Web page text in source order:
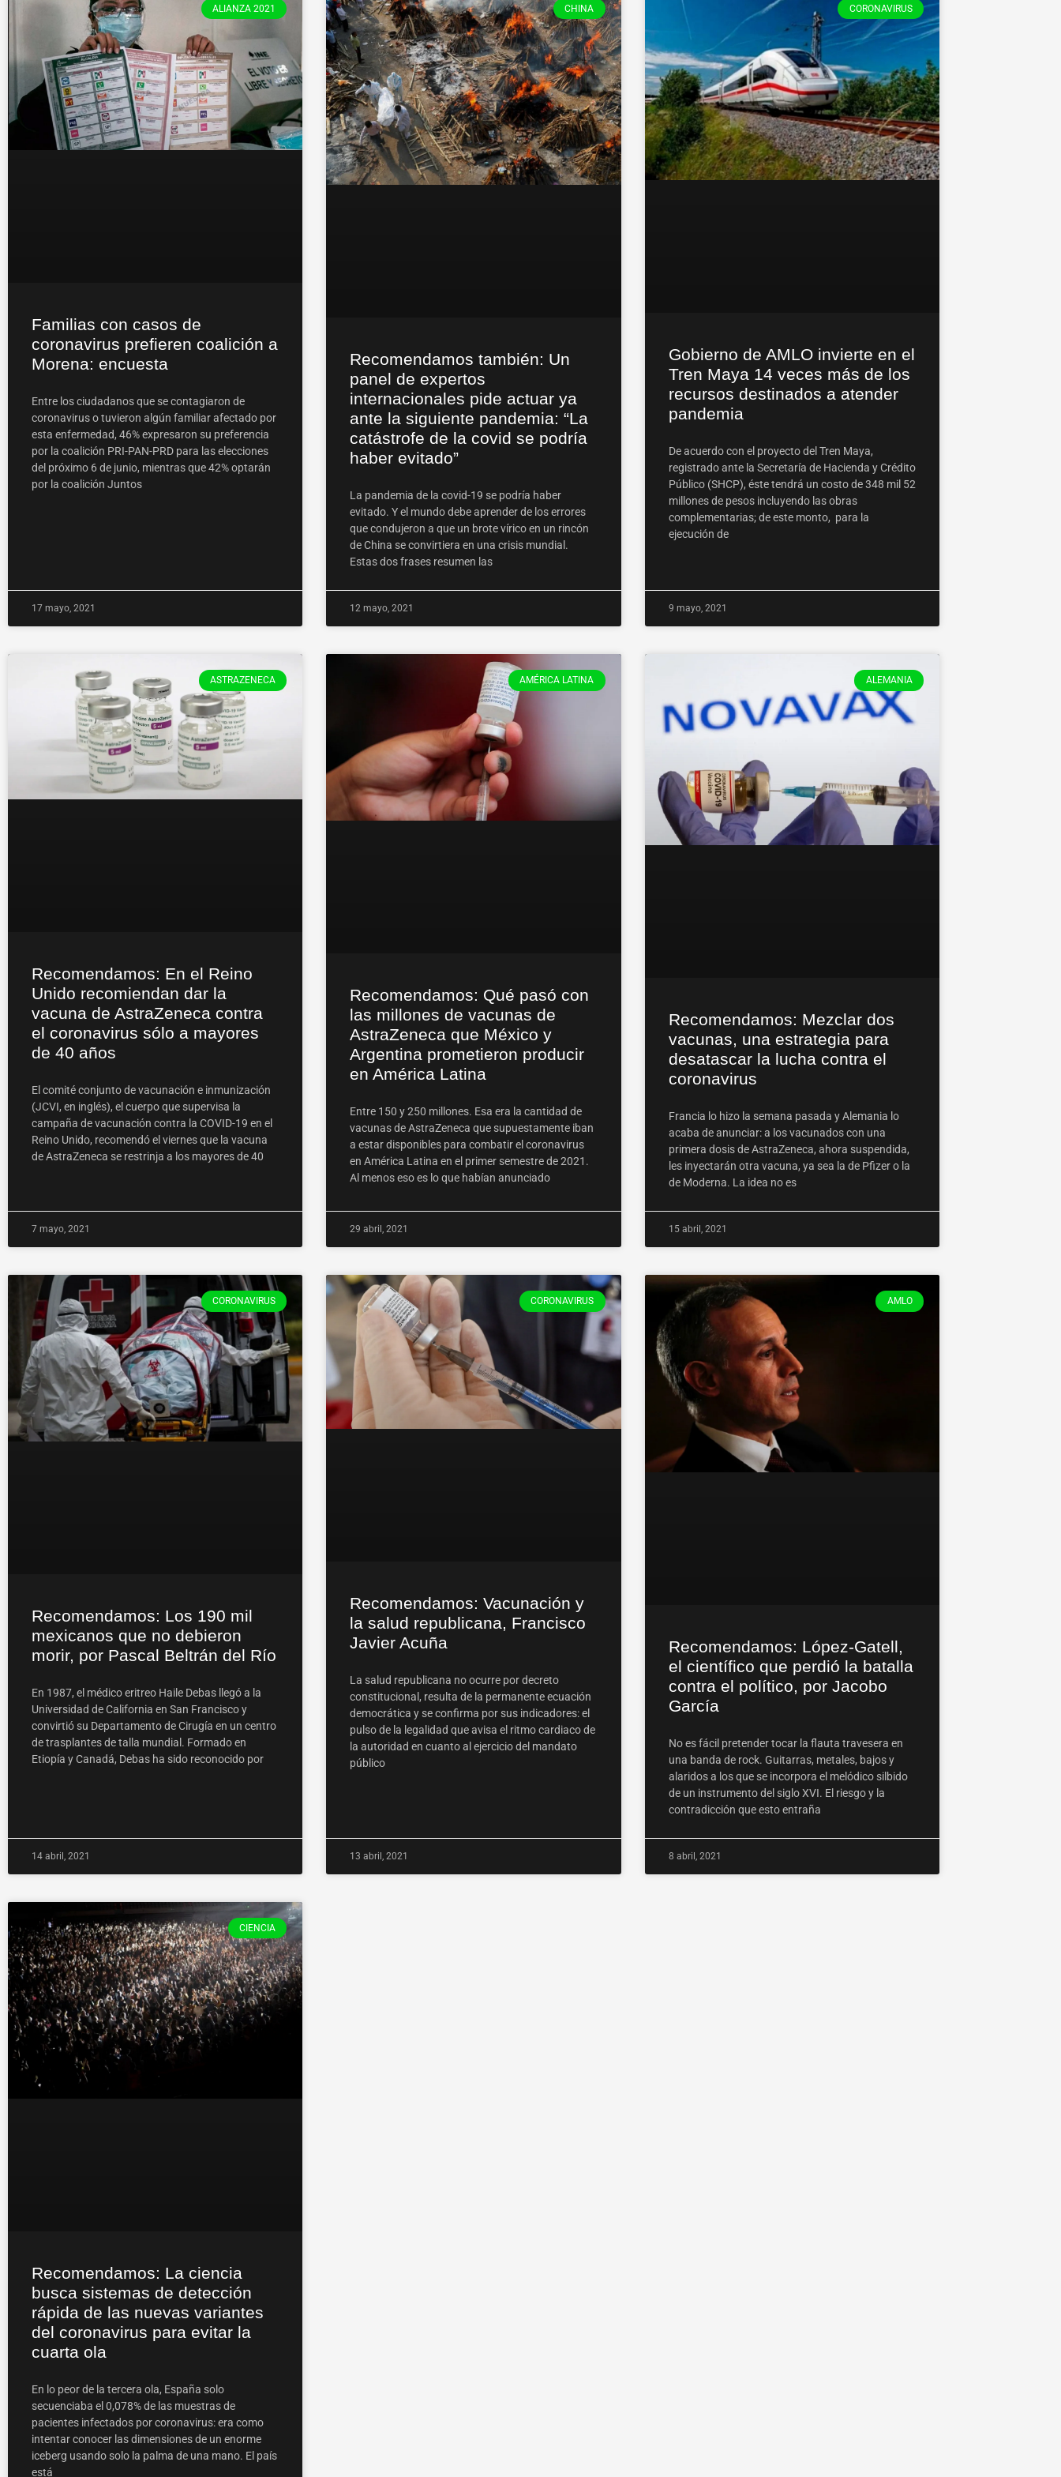
ALIANZA 2021
Familias con casos de
coronavirus prefieren coalición a
Morena: encuesta
Entre los ciudadanos que se contagiaron de
coronavirus o tuvieron algún familiar afectado por
esta enfermedad, 46% expresaron su preferencia
por la coalición PRI-PAN-PRD para las elecciones
del próximo 6 de junio, mientras que 42% optarán
por la coalición Juntos
17 mayo, 2021
CHINA
Recomendamos también: Un
panel de expertos
internacionales pide actuar ya
ante la siguiente pandemia: “La
catástrofe de la covid se podría
haber evitado”
La pandemia de la covid-19 se podría haber
evitado. Y el mundo debe aprender de los errores
que condujeron a que un brote vírico en un rincón
de China se convirtiera en una crisis mundial.
Estas dos frases resumen las
12 mayo, 2021
CORONAVIRUS
Gobierno de AMLO invierte en el
Tren Maya 14 veces más de los
recursos destinados a atender
pandemia
De acuerdo con el proyecto del Tren Maya,
registrado ante la Secretaría de Hacienda y Crédito
Público (SHCP), éste tendrá un costo de 348 mil 52
millones de pesos incluyendo las obras
complementarias; de este monto, para la
ejecución de
9 mayo, 2021
ASTRAZENECA
Recomendamos: En el Reino
Unido recomiendan dar la
vacuna de AstraZeneca contra
el coronavirus sólo a mayores
de 40 años
El comité conjunto de vacunación e inmunización
(JCVI, en inglés), el cuerpo que supervisa la
campaña de vacunación contra la COVID-19 en el
Reino Unido, recomendó el viernes que la vacuna
de AstraZeneca se restrinja a los mayores de 40
7 mayo, 2021
AMÉRICA LATINA
Recomendamos: Qué pasó con
las millones de vacunas de
AstraZeneca que México y
Argentina prometieron producir
en América Latina
Entre 150 y 250 millones. Esa era la cantidad de
vacunas de AstraZeneca que supuestamente iban
a estar disponibles para combatir el coronavirus
en América Latina en el primer semestre de 2021.
Al menos eso es lo que habían anunciado
29 abril, 2021
ALEMANIA
Recomendamos: Mezclar dos
vacunas, una estrategia para
desatascar la lucha contra el
coronavirus
Francia lo hizo la semana pasada y Alemania lo
acaba de anunciar: a los vacunados con una
primera dosis de AstraZeneca, ahora suspendida,
les inyectarán otra vacuna, ya sea la de Pfizer o la
de Moderna. La idea no es
15 abril, 2021
CORONAVIRUS
Recomendamos: Los 190 mil
mexicanos que no debieron
morir, por Pascal Beltrán del Río
En 1987, el médico eritreo Haile Debas llegó a la
Universidad de California en San Francisco y
convirtió su Departamento de Cirugía en un centro
de trasplantes de talla mundial. Formado en
Etiopía y Canadá, Debas ha sido reconocido por
14 abril, 2021
CORONAVIRUS
Recomendamos: Vacunación y
la salud republicana, Francisco
Javier Acuña
La salud republicana no ocurre por decreto
constitucional, resulta de la permanente ecuación
democrática y se confirma por sus indicadores: el
pulso de la legalidad que avisa el ritmo cardiaco de
la autoridad en cuanto al ejercicio del mandato
público
13 abril, 2021
AMLO
Recomendamos: López-Gatell,
el científico que perdió la batalla
contra el político, por Jacobo
García
No es fácil pretender tocar la flauta travesera en
una banda de rock. Guitarras, metales, bajos y
alaridos a los que se incorpora el melódico silbido
de un instrumento del siglo XVI. El riesgo y la
contradicción que esto entraña
8 abril, 2021
CIENCIA
Recomendamos: La ciencia
busca sistemas de detección
rápida de las nuevas variantes
del coronavirus para evitar la
cuarta ola
En lo peor de la tercera ola, España solo
secuenciaba el 0,078% de las muestras de
pacientes infectados por coronavirus: era como
intentar conocer las dimensiones de un enorme
iceberg usando solo la palma de una mano. El país
está